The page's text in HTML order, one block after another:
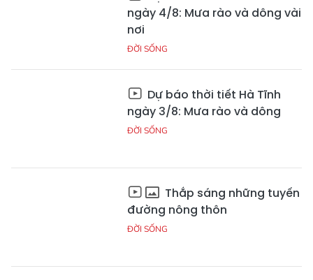
ngày 4/8: Mưa rào và dông vài
nơi
ĐỜI SỐNG
Dự báo thời tiết Hà Tĩnh
ngày 3/8: Mưa rào và dông
ĐỜI SỐNG
Thắp sáng những tuyến
đường nông thôn
ĐỜI SỐNG